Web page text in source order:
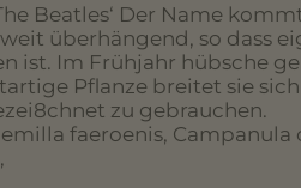
Beatles‘ Der Name
überhängend, so dass
ist. Im Frühjahr hübsche
Pflanze breitet sie
zu gebrauchen.
faeroenis, Campanula